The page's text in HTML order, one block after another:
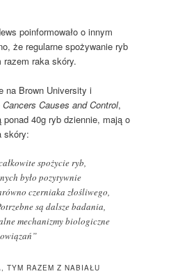
poinformowało o innym
że regularne spożywanie ryb
raka skóry.
na Brown University i
Cancers Causes and Control,
40g ryb dziennie, mają o
skóry:
spożycie ryb,
było pozytywnie
czerniaka złośliwego,
są dalsze badania,
mechanizmy biologiczne
TYM RAZEM Z NABIAŁU